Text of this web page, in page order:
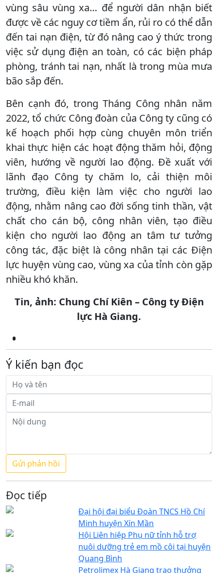
vùng sâu vùng xa… để người dân nhận biết
được về các nguy cơ tiềm ẩn, rủi ro có thể dẫn
đến tai nạn điện, từ đó nâng cao ý thức trong
việc sử dụng điện an toàn, có các biện pháp
phòng, tránh tai nạn, nhất là trong mùa mưa
bão sắp đến.
Bên cạnh đó, trong Tháng Công nhân năm
2022, tổ chức Công đoàn của Công ty cũng có
kế hoạch phối hợp cùng chuyên môn triển
khai thực hiện các hoạt động thăm hỏi, động
viên, hướng về người lao động. Đề xuất với
lãnh đạo Công ty chăm lo, cải thiện môi
trường, điều kiện làm việc cho người lao
động, nhằm nâng cao đời sống tinh thần, vật
chất cho cán bộ, công nhân viên, tạo điều
kiện cho người lao động an tâm tư tưởng
công tác, đặc biệt là công nhân tại các Điện
lực huyện vùng cao, vùng xa của tỉnh còn gặp
nhiều khó khăn.
Tin, ảnh: Chung Chí Kiên – Công ty Điện
lực Hà Giang.
Ý kiến bạn đọc
Đọc tiếp
Đại hội đại biểu Đoàn TNCS Hồ Chí
Minh huyện Xín Mần
Hội Liên hiệp Phụ nữ tỉnh hỗ trợ
nuôi dưỡng trẻ em mồ côi tại huyện
Quang Bình
Petrolimex Hà Giang trao thưởng